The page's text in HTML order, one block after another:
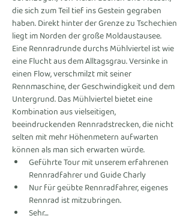
die sich zum Teil tief ins Gestein gegraben
haben. Direkt hinter der Grenze zu Tschechien
liegt im Norden der große Moldaustausee.
Eine Rennradrunde durchs Mühlviertel ist wie
eine Flucht aus dem Alltagsgrau. Versinke in
einen Flow, verschmilzt mit seiner
Rennmaschine, der Geschwindigkeit und dem
Untergrund. Das Mühlviertel bietet eine
Kombination aus vielseitigen,
beeindruckenden Rennradstrecken, die nicht
selten mit mehr Höhenmetern aufwarten
können als man sich erwarten würde.
Geführte Tour mit unserem erfahrenen
Rennradfahrer und Guide Charly
Nur für geübte Rennradfahrer, eigenes
Rennrad ist mitzubringen.
Sehr…